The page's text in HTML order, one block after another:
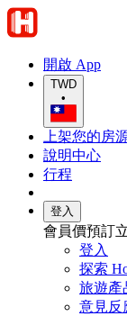
開啟 App
TWD
•
上架您的房
說明中心
行程
登入
會員價預訂
登入
探索
旅遊產
意見反